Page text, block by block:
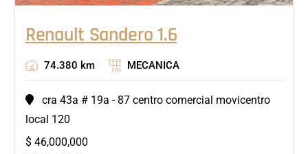
Renault Sandero 1.6
74.380 km MECANICA
cra 43a # 19a - 87 centro comercial movicentro
local 120
$ 46,000,000